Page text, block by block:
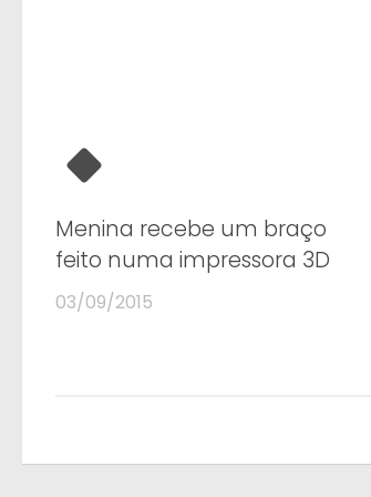
Menina recebe um braço
feito numa impressora 3D
03/09/2015